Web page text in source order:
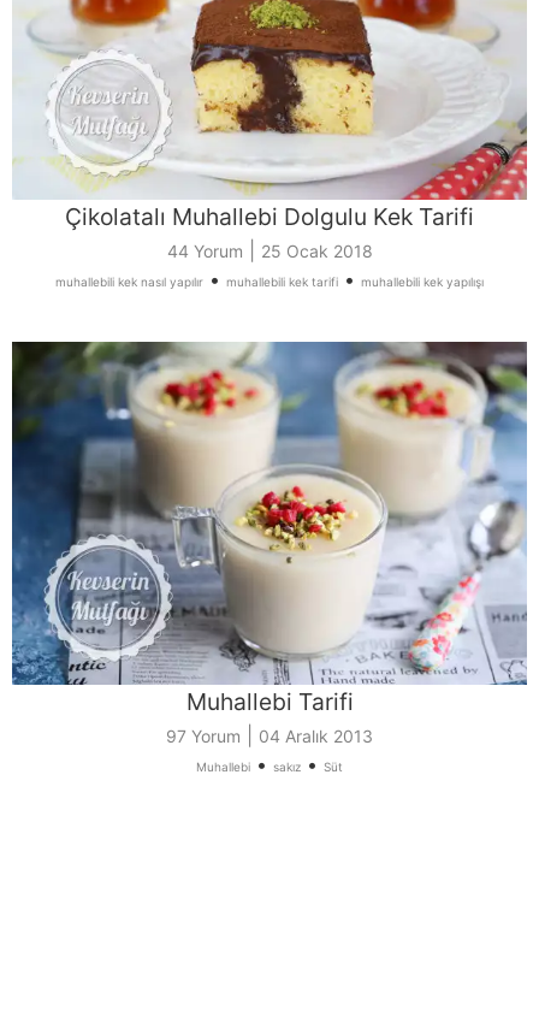
Çikolatalı Muhallebi Dolgulu Kek Tarifi
44 Yorum 25 Ocak 2018
muhallebili kek nasıl yapılır • muhallebili kek tarifi • muhallebili kek yapılışı
Muhallebi Tarifi
97 Yorum 04 Aralık 2013
Muhallebi • sakız • Süt